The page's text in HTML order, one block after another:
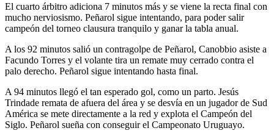
El cuarto árbitro adiciona 7 minutos más y se viene la recta final con
mucho nerviosismo. Peñarol sigue intentando, para poder salir
campeón del torneo clausura tranquilo y ganar la tabla anual.
A los 92 minutos salió un contragolpe de Peñarol, Canobbio asiste a
Facundo Torres y el volante tira un remate muy cerrado contra el
palo derecho. Peñarol sigue intentando hasta final.
A 94 minutos llegó el tan esperado gol, como un parto. Jesús
Trindade remata de afuera del área y se desvía en un jugador de Sud
América se mete directamente a la red y explota el Campeón del
Siglo. Peñarol sueña con conseguir el Campeonato Uruguayo.